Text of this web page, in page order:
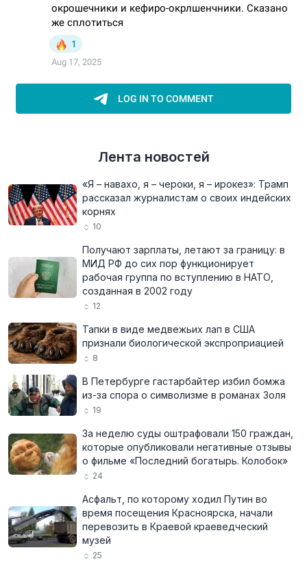
Лента новостей
«Я – навахо, я – чероки, я – ирокез»: Трамп
рассказал журналистам о своих индейских
корнях
10
Получают зарплаты, летают за границу: в
МИД РФ до сих пор функционирует
рабочая группа по вступлению в НАТО,
созданная в 2002 году
12
Тапки в виде медвежьих лап в США
признали биологической экспроприацией
8
В Петербурге гастарбайтер избил бомжа
из-за спора о символизме в романах Золя
19
За неделю суды оштрафовали 150 граждан,
которые опубликовали негативные отзывы
о фильме «Последний богатырь. Колобок»
24
Асфальт, по которому ходил Путин во
время посещения Красноярска, начали
перевозить в Краевой краеведческий
музей
25